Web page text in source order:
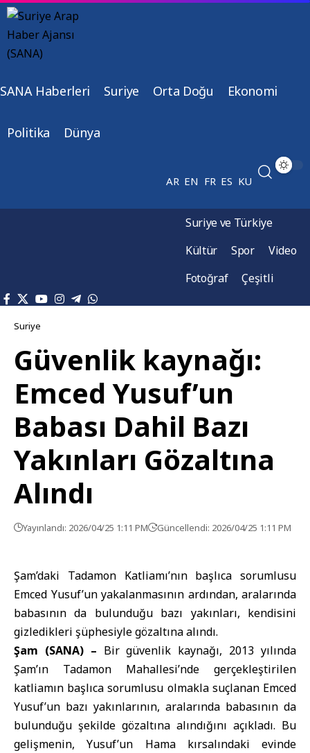
SANA Haberleri Suriye Orta Doğu Ekonomi
Politika Dünya
AR EN FR ES KU
Suriye ve Türkiye
Kültür
Spor
Video
Fotoğraf
Çeşitli
Suriye
Güvenlik kaynağı:
Emced Yusuf’un
Babası Dahil Bazı
Yakınları Gözaltına
Alındı
Yayınlandı: 2026/04/25 1:11 PM Güncellendi: 2026/04/25 1:11 PM
Şam’daki Tadamon Katliamı’nın başlıca sorumlusu
Emced Yusuf’un yakalanmasının ardından, aralarında
babasının da bulunduğu bazı yakınları, kendisini
gizledikleri şüphesiyle gözaltına alındı.
Şam (SANA) – Bir güvenlik kaynağı, 2013 yılında
Şam’ın Tadamon Mahallesi’nde gerçekleştirilen
katliamın başlıca sorumlusu olmakla suçlanan Emced
Yusuf’un bazı yakınlarının, aralarında babasının da
bulunduğu şekilde gözaltına alındığını açıkladı. Bu
gelişmenin, Yusuf’un Hama kırsalındaki evinde